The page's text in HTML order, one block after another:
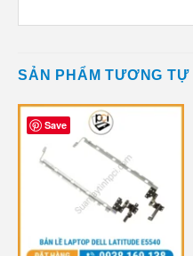
SẢN PHẨM TƯƠNG TỰ
Save